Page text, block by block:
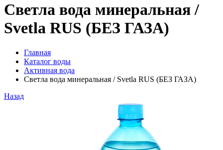
Светла вода минеральная /
Svetla RUS (БЕЗ ГАЗА)
Главная
Каталог воды
Активная вода
Светла вода минеральная / Svetla RUS (БЕЗ ГАЗА)
Назад